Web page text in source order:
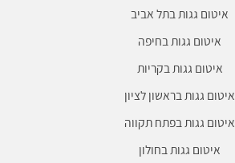
איטום גגות בתל אביב
איטום גגות בחיפה
איטום גגות בקריות
איטום גגות בראשון לציון
איטום גגות בפתח תקווה
איטום גגות בחולון